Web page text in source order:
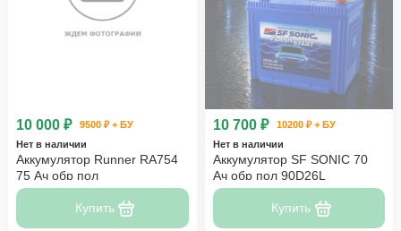
10 000 ₽
9500 ₽ + БУ
Нет в наличии
Аккумулятор Runner RA754
75 Ач обр пол
Купить
10 700 ₽
10200 ₽ + БУ
Нет в наличии
Аккумулятор SF SONIC 70
Ач обр пол 90D26L
Купить